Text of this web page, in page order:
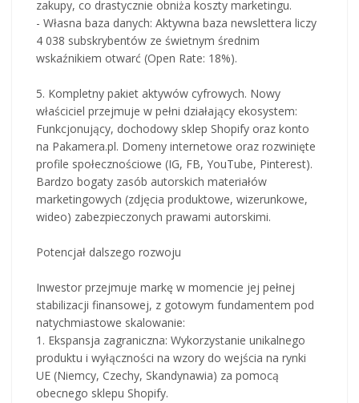
zakupy, co drastycznie obniża koszty marketingu.
- Własna baza danych: Aktywna baza newslettera liczy
4 038 subskrybentów ze świetnym średnim
wskaźnikiem otwarć (Open Rate: 18%).
5. Kompletny pakiet aktywów cyfrowych. Nowy
właściciel przejmuje w pełni działający ekosystem:
Funkcjonujący, dochodowy sklep Shopify oraz konto
na Pakamera.pl. Domeny internetowe oraz rozwinięte
profile społecznościowe (IG, FB, YouTube, Pinterest).
Bardzo bogaty zasób autorskich materiałów
marketingowych (zdjęcia produktowe, wizerunkowe,
wideo) zabezpieczonych prawami autorskimi.
Potencjał dalszego rozwoju
Inwestor przejmuje markę w momencie jej pełnej
stabilizacji finansowej, z gotowym fundamentem pod
natychmiastowe skalowanie:
1. Ekspansja zagraniczna: Wykorzystanie unikalnego
produktu i wyłączności na wzory do wejścia na rynki
UE (Niemcy, Czechy, Skandynawia) za pomocą
obecnego sklepu Shopify.